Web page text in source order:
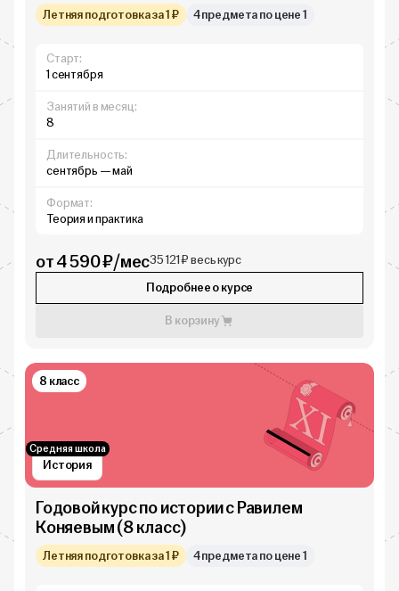
Летняя подготовка за 1 ₽ 4 предмета по цене 1
Старт:
1 сентября
Занятий в месяц:
8
Длительность:
сентябрь — май
Формат:
Теория и практика
от 4 590 ₽/мес35 121 ₽ весь курс
Подробнее о курсе
В корзину
История
Средняя школа
8 класс
Годовой курс по истории с Равилем
Коняевым (8 класс)
Летняя подготовка за 1 ₽ 4 предмета по цене 1